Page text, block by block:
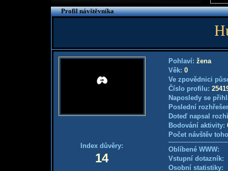
Profil návštěvníka
Index důvěry:
14
Pohlaví: žena
Věk: 0
Ve zpovědnici
Číslo profilu:
Naposledy se
Poslední
Doteď napsal
Bodování aktivity:
Počet návštěv
Oblíbené WWW:
Vstupní
Osobní